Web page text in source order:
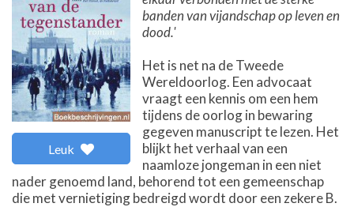
Leuk
banden van vijandschap op leven en
dood.'
Het is net na de Tweede
Wereldoorlog. Een advocaat
vraagt een kennis om een hem
tijdens de oorlog in bewaring
gegeven manuscript te lezen. Het
blijkt het verhaal van een
naamloze jongeman in een niet
nader genoemd land, behorend tot een gemeenschap
die met vernietiging bedreigd wordt door een zekere B.